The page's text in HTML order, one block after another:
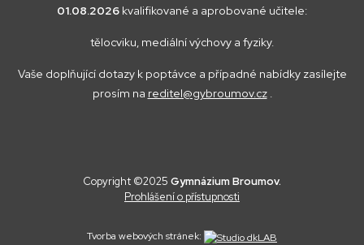
01.08.2026 kvalifikované a aprobované učitele:
tělocviku, mediální výchovy a fyziky.
Vaše doplňující dotazy k poptávce a případné nabídky zasílejte
prosím na reditel@gybroumov.cz.
Tvorba webových stránek:
Copyright ©2025 Gymnázium Broumov.
Prohlášení o přístupnosti